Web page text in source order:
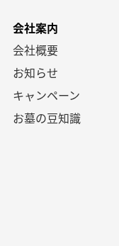
会社案内
会社概要
お知らせ
キャンペーン
お墓の豆知識